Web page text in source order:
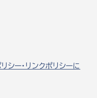
シー・リンクポリシーに